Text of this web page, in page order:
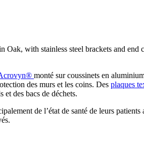
Oak, with stainless steel brackets and end
monté sur coussinets en
des murs et les coins. Des plaques
des bacs de déchets.
de l’état de santé de leurs